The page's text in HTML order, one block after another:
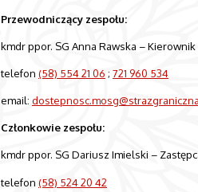
Przewodniczący zespołu:
kmdr ppor. SG Anna Rawska – Kierownik
telefon (58) 554 21 06 ; 721 960 534
email:
Członkowie zespołu:
kmdr ppor. SG Dariusz Imielski –
telefon (58) 524 20 42